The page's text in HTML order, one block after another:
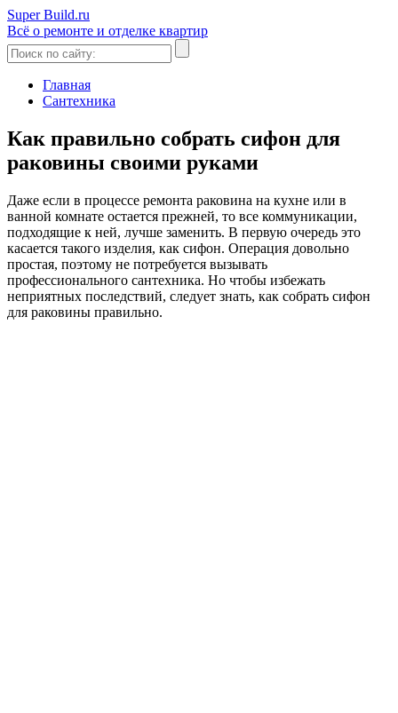
Super Build.ru
Всё о ремонте и отделке квартир
Главная
Сантехника
Как правильно собрать сифон для
раковины своими руками
Даже если в процессе ремонта раковина на кухне или в
ванной комнате остается прежней, то все коммуникации,
подходящие к ней, лучше заменить. В первую очередь это
касается такого изделия, как сифон. Операция довольно
простая, поэтому не потребуется вызывать
профессионального сантехника. Но чтобы избежать
неприятных последствий, следует знать, как собрать сифон
для раковины правильно.